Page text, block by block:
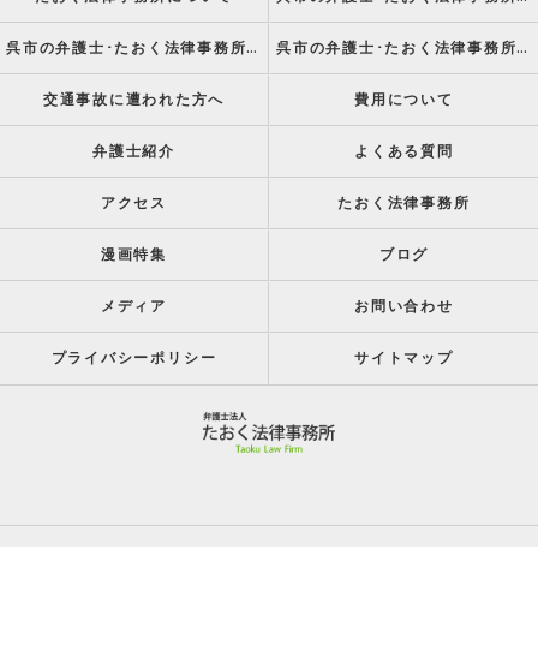
呉市の弁護士･たおく法律事務所の特徴 呉市の弁護士･たおく法律事務所の方針
交通事故に遭われた方へ 費用について
弁護士紹介 よくある質問
アクセス たおく法律事務所
漫画特集 ブログ
メディア お問い合わせ
プライバシーポリシー サイトマップ